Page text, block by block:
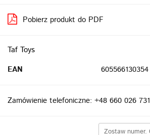
Pobierz produkt do PDF
Taf Toys
EAN
605566130354
Zamówienie telefoniczne: +48 660 026 731